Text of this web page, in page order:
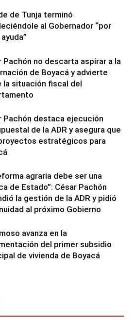
de Tunja terminó
al Gobernador “por
Pachón no descarta aspirar a la
de Boyacá y advierte
la situación fiscal del
Pachón destaca ejecución
de la ADR y asegura que
estratégicos para
agraria debe ser una
de Estado”: César Pachón
la gestión de la ADR y pidió
al próximo Gobierno
avanza en la
del primer subsidio
de vivienda de Boyacá